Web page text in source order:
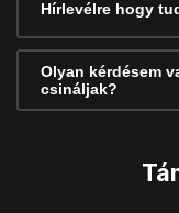
Hírlevélre hogy
Olyan kérdésem
csináljak?